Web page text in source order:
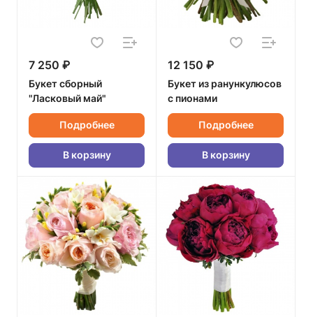
7 250 ₽
Букет сборный
"Ласковый май"
Подробнее
В корзину
12 150 ₽
Букет из ранункулюсов
с пионами
Подробнее
В корзину